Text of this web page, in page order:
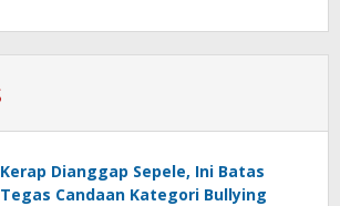
Kerap Dianggap Sepele, Ini Batas
Tegas Candaan Kategori Bullying